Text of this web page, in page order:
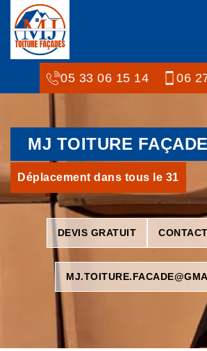
05 33 06 15 14 06
MJ TOITURE
Déplacement dans tous le 31
DEVIS GRATUIT